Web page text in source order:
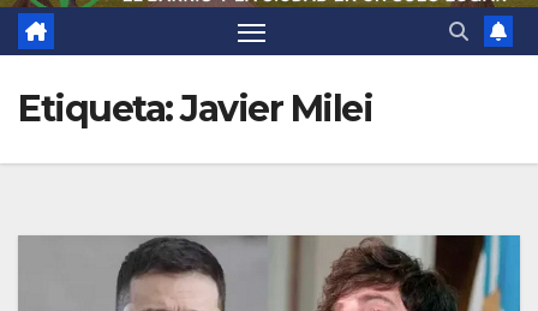
Etiqueta:Javier Milei